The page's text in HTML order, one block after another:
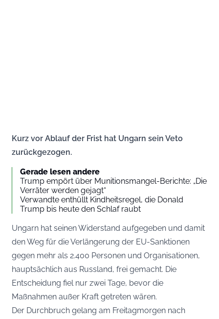
Kurz vor Ablauf der Frist hat Ungarn sein Veto
zurückgezogen.
Gerade lesen andere
Trump empört über Munitionsmangel-Berichte: „Die
Verräter werden gejagt“
Verwandte enthüllt Kindheitsregel, die Donald
Trump bis heute den Schlaf raubt
Ungarn hat seinen Widerstand aufgegeben und damit
den Weg für die Verlängerung der EU-Sanktionen
gegen mehr als 2.400 Personen und Organisationen,
hauptsächlich aus Russland, frei gemacht. Die
Entscheidung fiel nur zwei Tage, bevor die
Maßnahmen außer Kraft getreten wären.
Der Durchbruch gelang am Freitagmorgen nach